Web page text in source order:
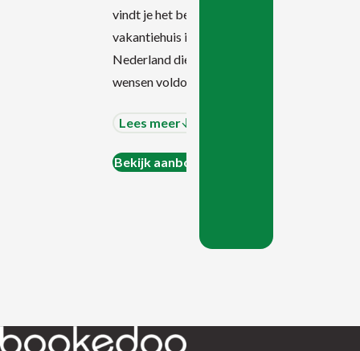
vindt je het beste
vakantiehuis in
Nederland die aan al jullie
wensen voldoen.
Lees meer
Bekijk aanbod
Terug naar de startpagina